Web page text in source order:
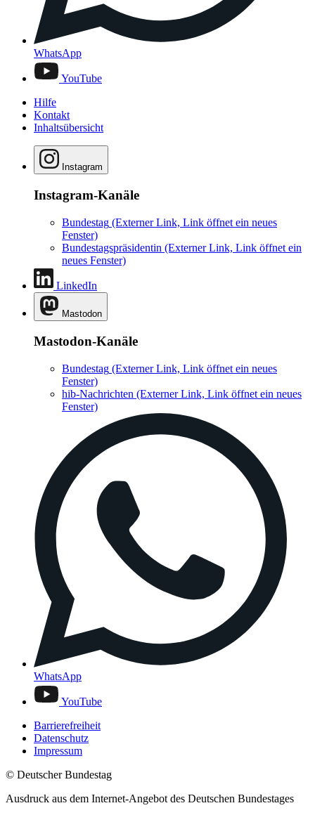
WhatsApp
YouTube
Hilfe
Kontakt
Inhaltsübersicht
Instagram
Instagram-Kanäle
Bundestag (Externer Link, Link öffnet ein neues
Fenster)
Bundestagspräsidentin (Externer Link, Link öffnet ein
neues Fenster)
LinkedIn
Mastodon
Mastodon-Kanäle
Bundestag (Externer Link, Link öffnet ein neues
Fenster)
hib-Nachrichten (Externer Link, Link öffnet ein neues
Fenster)
WhatsApp
YouTube
Barrierefreiheit
Datenschutz
Impressum
© Deutscher Bundestag
Ausdruck aus dem Internet-Angebot des Deutschen Bundestages